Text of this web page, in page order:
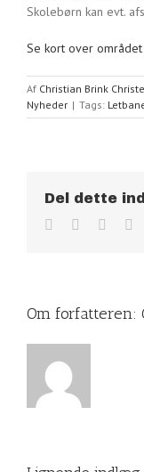
Skolebørn kan evt.
Se kort over
Af Christian Brink
Nyheder | Tags:
Del dette
Facebook
Twitter
Om forfatteren: